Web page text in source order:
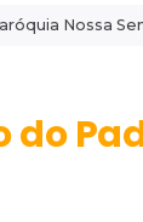
Nossa
do